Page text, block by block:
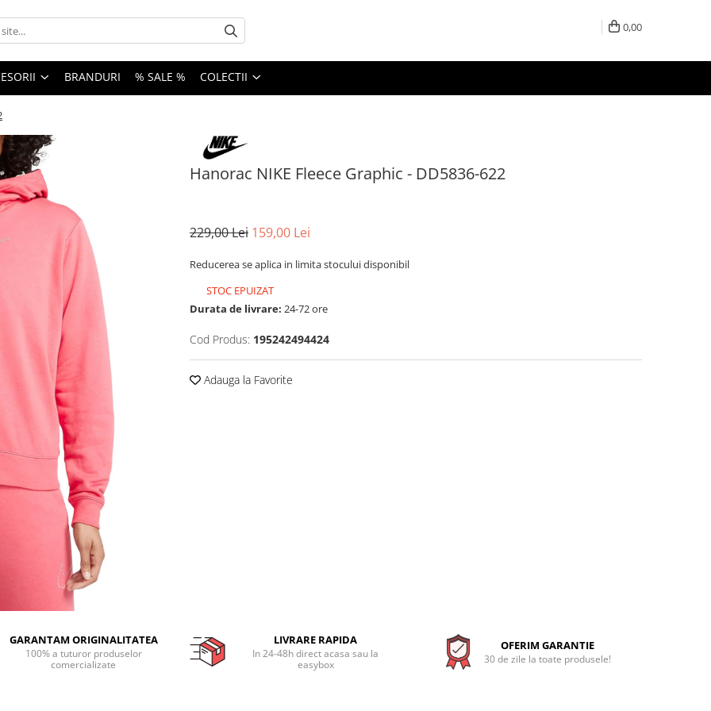
0,00
BRANDURI % SALE % COLECTII
Hanorac NIKE Fleece Graphic - DD5836-622
229,00 Lei 159,00 Lei
Reducerea se aplica in limita stocului disponibil
STOC EPUIZAT
Durata de livrare: 24-72 ore
Cod Produs: 195242494424
Adauga la Favorite
GARANTAM ORIGINALITATEA
100% a tuturor produselor
comercializate
LIVRARE RAPIDA
In 24-48h direct acasa sau la
easybox
OFERIM GARANTIE
30 de zile la toate produsele!